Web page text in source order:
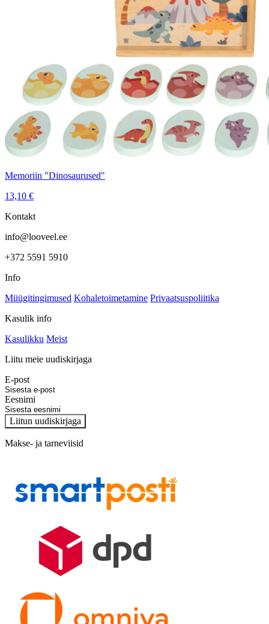
Memoriin "Dinosaurused"
13,10 €
Kontakt
info@looveel.ee
+372 5591 5910
Info
Müügitingimused Kohaletoimetamine Privaatsuspoliitika
Kasulik info
Kasulikku Meist
Liitu meie uudiskirjaga
E-post
Eesnimi
Liitun uudiskirjaga
Makse- ja tarneviisid